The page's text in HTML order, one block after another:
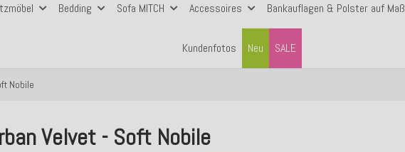
Bedding Sofa MITCH Accessoires Bankauflagen & Polster auf Maß
Kundenfotos SALE
Neu
Nobile
Velvet - Soft Nobile